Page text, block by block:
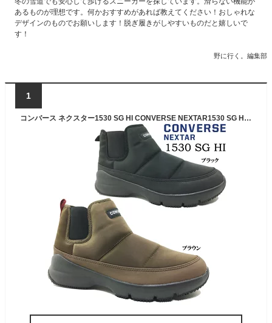
あるものが理想です。何かおすすめがあれば教えてください！おしゃれな
デザインのものでお願いします！脱ぎ履きがしやすいものだと嬉しいで
す！
野に行く。編集部
1
コンバース ネクスター1530 SG HI CONVERSE NEXTAR1530 SG HI メンズ レディース スノートレ スニーカー レインシューズ ショートブーツ カジュアル スリッポン サイドゴア 防滑ソール 防水 撥水 耐久性 冬 雨天 雪道 男性 紳士 男子 女性 婦人 女子 学生 通学